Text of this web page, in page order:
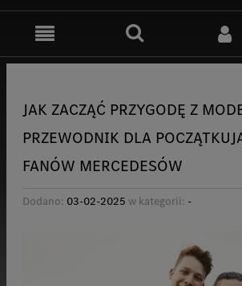
JAK ZACZĄĆ PRZYGODĘ Z
PRZEWODNIK DLA
FANÓW MERCEDESÓW
Dodano: 03-02-2025 w kategorii: -